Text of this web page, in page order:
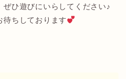
ひ遊びにいらしてください♪
待ちしております